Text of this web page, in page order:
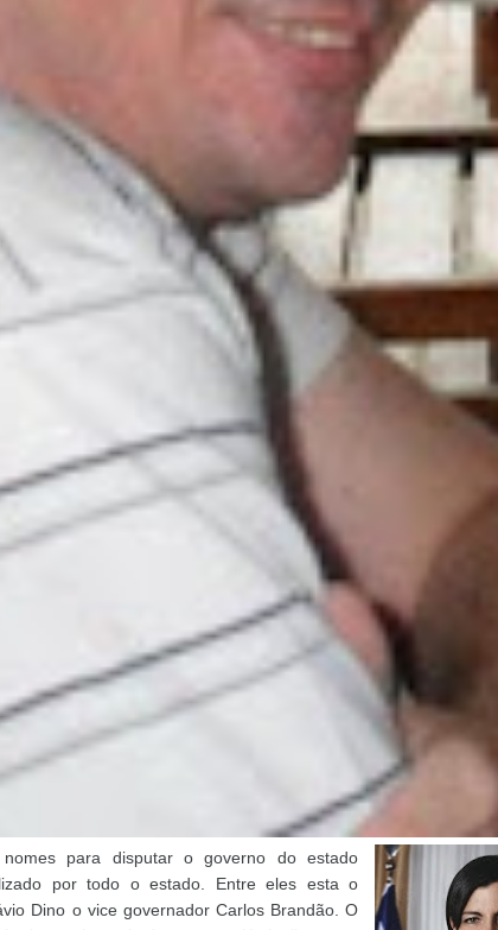
para disputar o governo do estado
por todo o estado. Entre eles esta o
Dino o vice governador Carlos Brandão. O